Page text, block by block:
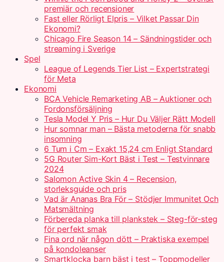
premiär och recensioner
Fast eller Rörligt Elpris – Vilket Passar Din
Ekonomi?
Chicago Fire Season 14 – Sändningstider och
streaming i Sverige
Spel
League of Legends Tier List – Expertstrategi
för Meta
Ekonomi
BCA Vehicle Remarketing AB – Auktioner och
Fordonsförsäljning
Tesla Model Y Pris – Hur Du Väljer Rätt Modell
Hur somnar man – Bästa metoderna för snabb
insomning
6 Tum i Cm – Exakt 15,24 cm Enligt Standard
5G Router Sim-Kort Bäst i Test – Testvinnare
2024
Salomon Active Skin 4 – Recension,
storleksguide och pris
Vad är Ananas Bra För – Stödjer Immunitet Och
Matsmältning
Förbereda planka till plankstek – Steg-för-steg
för perfekt smak
Fina ord när någon dött – Praktiska exempel
på kondoleanser
Smartklocka barn bäst i test – Toppmodeller